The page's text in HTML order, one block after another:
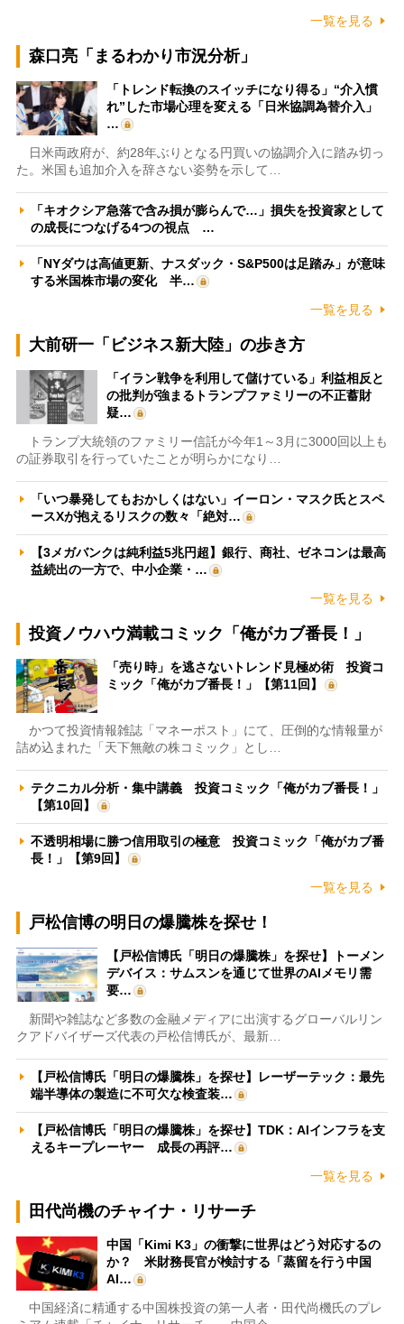
一覧を見る
森口亮「まるわかり市況分析」
「トレンド転換のスイッチになり得る」“介入慣
れ”した市場心理を変える「日米協調為替介入」
…
日米両政府が、約28年ぶりとなる円買いの協調介入に踏み切っ
た。米国も追加介入を辞さない姿勢を示して…
「キオクシア急落で含み損が膨らんで…」損失を投資家として
の成長につなげる4つの視点 …
「NYダウは高値更新、ナスダック・S&P500は足踏み」が意味
する米国株市場の変化 半…
一覧を見る
大前研一「ビジネス新大陸」の歩き方
「イラン戦争を利用して儲けている」利益相反と
の批判が強まるトランプファミリーの不正蓄財
疑…
トランプ大統領のファミリー信託が今年1～3月に3000回以上も
の証券取引を行っていたことが明らかになり…
「いつ暴発してもおかしくはない」イーロン・マスク氏とスペ
ースXが抱えるリスクの数々「絶対…
【3メガバンクは純利益5兆円超】銀行、商社、ゼネコンは最高
益続出の一方で、中小企業・…
一覧を見る
投資ノウハウ満載コミック「俺がカブ番長！」
「売り時」を逃さないトレンド見極め術 投資コ
ミック「俺がカブ番長！」【第11回】
かつて投資情報雑誌「マネーポスト」にて、圧倒的な情報量が
詰め込まれた「天下無敵の株コミック」とし…
テクニカル分析・集中講義 投資コミック「俺がカブ番長！」
【第10回】
不透明相場に勝つ信用取引の極意 投資コミック「俺がカブ番
長！」【第9回】
一覧を見る
戸松信博の明日の爆騰株を探せ！
【戸松信博氏「明日の爆騰株」を探せ】トーメン
デバイス：サムスンを通じて世界のAIメモリ需
要…
新聞や雑誌など多数の金融メディアに出演するグローバルリン
クアドバイザーズ代表の戸松信博氏が、最新…
【戸松信博氏「明日の爆騰株」を探せ】レーザーテック：最先
端半導体の製造に不可欠な検査装…
【戸松信博氏「明日の爆騰株」を探せ】TDK：AIインフラを支
えるキープレーヤー 成長の再評…
一覧を見る
田代尚機のチャイナ・リサーチ
中国「Kimi K3」の衝撃に世界はどう対応するの
か？ 米財務長官が検討する「蒸留を行う中国
AI…
中国経済に精通する中国株投資の第一人者・田代尚機氏のプレ